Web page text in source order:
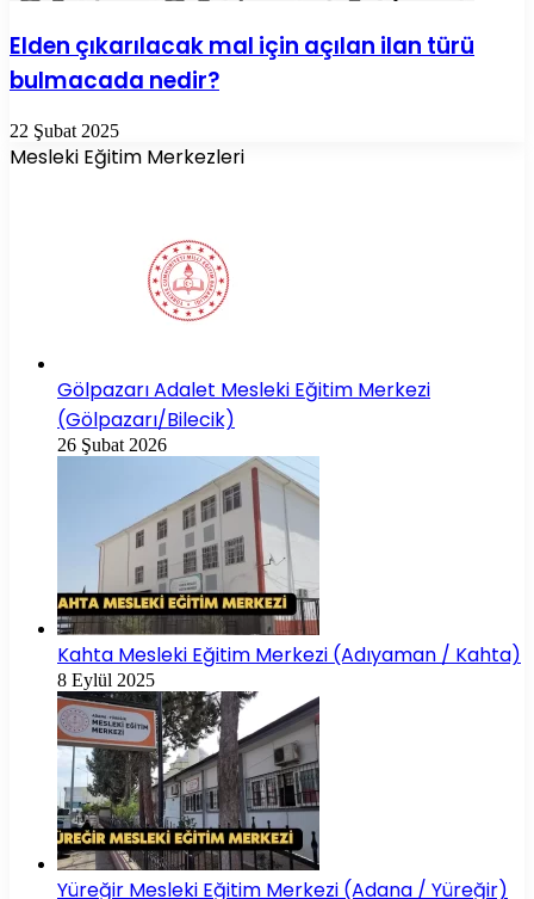
Elden çıkarılacak mal için açılan ilan türü
bulmacada nedir?
22 Şubat 2025
Mesleki Eğitim Merkezleri
Gölpazarı Adalet Mesleki Eğitim Merkezi
(Gölpazarı/Bilecik)
26 Şubat 2026
Kahta Mesleki Eğitim Merkezi (Adıyaman / Kahta)
8 Eylül 2025
Yüreğir Mesleki Eğitim Merkezi (Adana / Yüreğir)